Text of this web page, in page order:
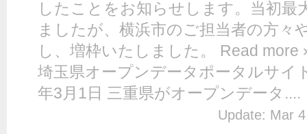
したことをお知らせします。当初最
ましたが、横浜市のご担当者の方々
し、増枠いたしました。 Read
埼玉県オープンデータポータルサイ
年3月1日 三重県がオープンデータ....
Update: Mar